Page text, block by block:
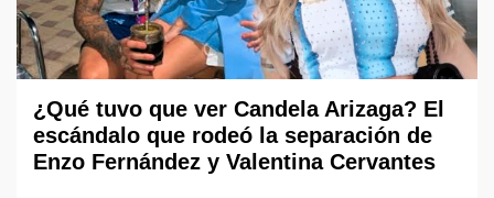
¿Qué tuvo que ver Candela Arizaga? El
escándalo que rodeó la separación de
Enzo Fernández y Valentina Cervantes